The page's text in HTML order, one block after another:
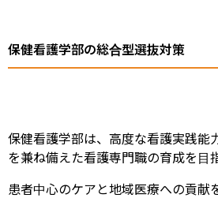
保健看護学部の総合型選抜対策
保健看護学部は、高度な看護実践能
を兼ね備えた看護専門職の育成を目
患者中心のケアと地域医療への貢献